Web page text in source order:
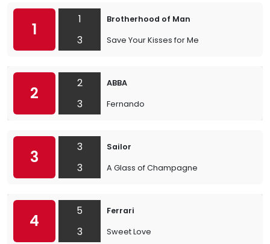
1
1
3
Brotherhood of Man
Save Your Kisses for Me
2
2
3
ABBA
Fernando
3
3
3
Sailor
A Glass of Champagne
4
5
3
Ferrari
Sweet Love